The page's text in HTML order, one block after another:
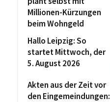
Millionen-Kürzungen
beim Wohngeld
Hallo Leipzig: So
startet Mittwoch, der
5. August 2026
Akten aus der Zeit vor
den Eingemeindungen: